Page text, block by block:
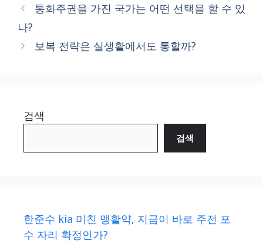
통화주권을 가진 국가는 어떤 선택을 할 수 있
나?
보복 전략은 실생활에서도 통할까?
검색
검색
한준수 kia 미친 맹활약, 지금이 바로 주전 포
수 자리 확정인가?